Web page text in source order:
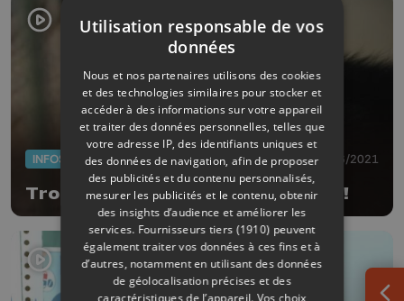
INFOS 21/06/2021
Trop de chats à la SRPA de Liège !
Utilisation responsable de vos
données
Nous et nos partenaires utilisons des cookies
et des technologies similaires pour stocker et
accéder à des informations sur votre appareil
et traiter des données personnelles, telles que
votre adresse IP, des identifiants uniques et
des données de navigation, afin de proposer
des publicités et du contenu personnalisés,
mesurer les publicités et le contenu, obtenir
des insights d’audience et améliorer les
services. Fournisseurs tiers (1910) peuvent
également traiter vos données à ces fins et à
d’autres, notamment en utilisant des données
de géolocalisation précises et des
caractéristiques de l’appareil. Vos choix